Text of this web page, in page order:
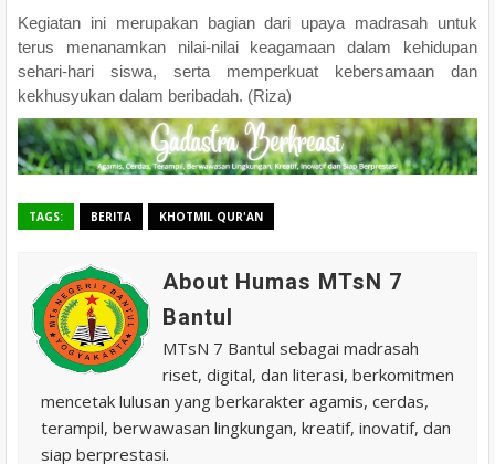
Kegiatan ini merupakan bagian dari upaya madrasah untuk
terus menanamkan nilai-nilai keagamaan dalam kehidupan
sehari-hari siswa, serta memperkuat kebersamaan dan
kekhusyukan dalam beribadah. (Riza)
TAGS: BERITA KHOTMIL QUR'AN
About Humas MTsN 7
Bantul
MTsN 7 Bantul sebagai madrasah
riset, digital, dan literasi, berkomitmen
mencetak lulusan yang berkarakter agamis, cerdas,
terampil, berwawasan lingkungan, kreatif, inovatif, dan
siap berprestasi.